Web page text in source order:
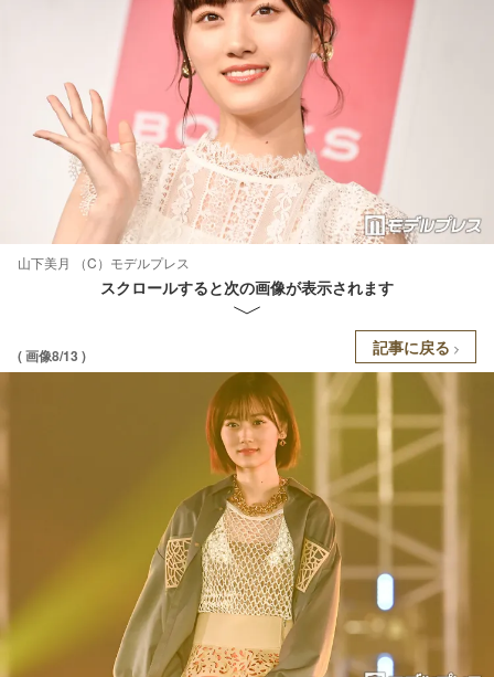
山下美月 （C）モデルプレス
スクロールすると次の画像が表示されます
( 画像8/13 ) 記事に戻る